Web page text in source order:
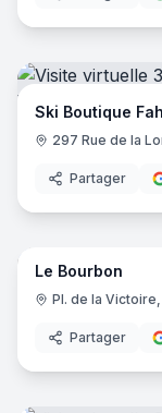
Ski Boutique
297 Rue de la
Partager
Le Bourbon
Pl. de la
Partager